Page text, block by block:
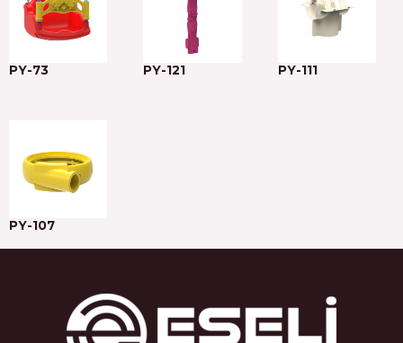
PY-73 PY-121 PY-111
PY-107